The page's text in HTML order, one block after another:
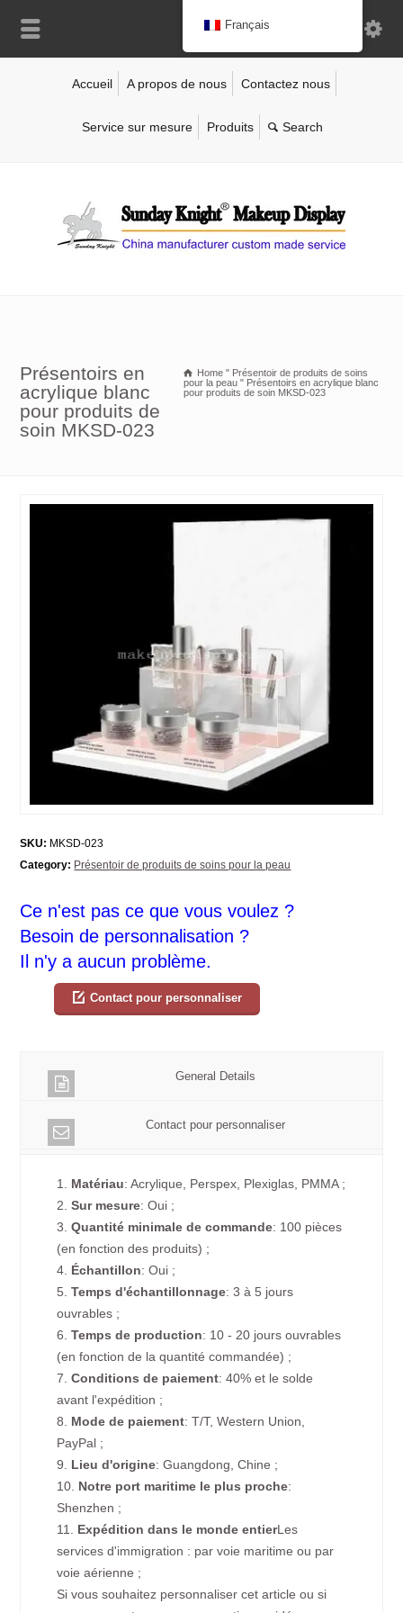
Accueil A propos de nous Contactez nous
Service sur mesure Produits
Présentoirs en
acrylique blanc
pour produits de
soin MKSD-023
Home " Présentoir de produits de soins
pour la peau " Présentoirs en acrylique blanc
pour produits de soin MKSD-023
SKU: MKSD-023
Category: Présentoir de produits de soins pour la peau
Ce n'est pas ce que vous voulez ?
Besoin de personnalisation ?
Il n'y a aucun problème.
Contact pour personnaliser
General Details
Contact pour personnaliser
1. Matériau: Acrylique, Perspex, Plexiglas, PMMA ;
2.Sur mesure: Oui ;
3.Quantité minimale de commande: 100 pièces
(en fonction des produits) ;
4. Échantillon: Oui ;
5. Temps d'échantillonnage: 3 à 5 jours
ouvrables ;
6.Temps de production: 10 - 20 jours ouvrables
(en fonction de la quantité commandée) ;
7.Conditions de paiement: 40% et le solde
avant l'expédition ;
8. Mode de paiement: T/T, Western Union,
PayPal ;
9. Lieu d'origine: Guangdong, Chine ;
10. Notre port maritime le plus proche:
Shenzhen ;
11. Expédition dans le monde entierLes
services d'immigration : par voie maritime ou par
voie aérienne ;
Si vous souhaitez personnaliser cet article ou si
Français